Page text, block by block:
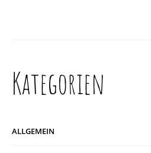
Kategorien
ALLGEMEIN